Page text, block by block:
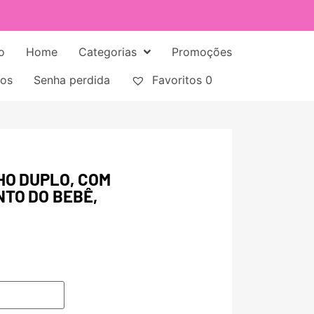
Home Categorias
Promoções
Senha perdida Favoritos 0
DUPLO, COM
DO BEBÊ,